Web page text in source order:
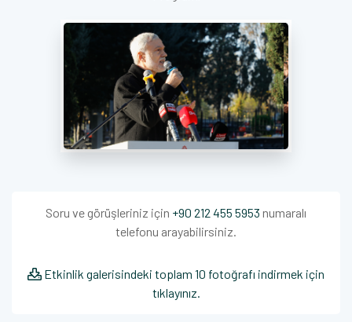
Soru ve görüşleriniz için +90 212 455 5953 numaralı
telefonu arayabilirsiniz.
Etkinlik galerisindeki toplam 10 fotoğrafı indirmek için
tıklayınız.